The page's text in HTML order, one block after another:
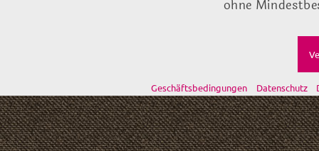
ohne
Geschäftsbedingungen Datenschutz